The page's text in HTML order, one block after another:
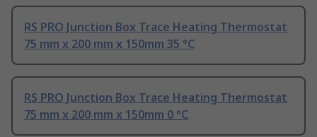
RS PRO Junction Box Trace Heating Thermostat
75 mm x 200 mm x 150mm 35 °C
RS PRO Junction Box Trace Heating Thermostat
75 mm x 200 mm x 150mm 0 °C